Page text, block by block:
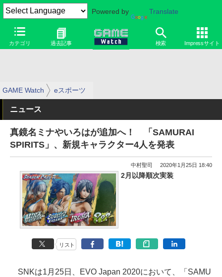
Powered by Translate
カテゴリ 過去記事 検索 Impressサイト
GAME Watch eスポーツ
ニュース
真鏡名ミナやいろはが追加へ！ 「SAMURAI
SPIRITS」、新規キャラクター4人を発表
中村聖司 2020年1月25日 18:40
2月以降順次実装
リスト
SNKは1月25日、EVO Japan 2020において、「SAMU